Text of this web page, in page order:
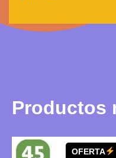
Productos
OFERTA